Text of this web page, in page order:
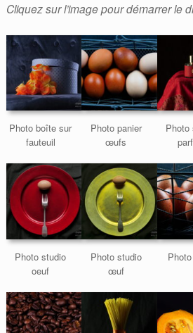
Cliquez sur l’image pour démarrer le
Photo boîte sur
fauteuil
Photo panier
œufs
Photo
Photo studio
oeuf
Photo studio
œuf